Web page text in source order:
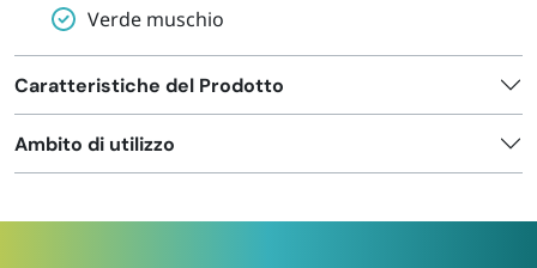
Verde muschio
Caratteristiche del Prodotto
Ambito di utilizzo